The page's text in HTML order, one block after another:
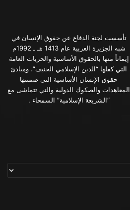
تأسست لجنة الدفاع عن حقوق الإنسان في
شبه الجزيرة العربية عام 1413 هـ ـ 1992م
إيماناً منها بالحقوق الأساسية والحريات العامة
التي كفلها “الدين الإسلامي الحنيف”، ومبادئ
حقوق الإنسان الأساسية التي ضمنتها
المعاهدات والصكوك الدولية والتي تتماشى مع
“الشريعة الإسلامية” السمحاء .